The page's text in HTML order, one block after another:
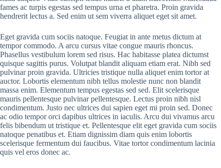
fames ac turpis egestas sed tempus urna et pharetra. Proin gravida
hendrerit lectus a. Sed enim ut sem viverra aliquet eget sit amet.
Eget gravida cum sociis natoque. Feugiat in ante metus dictum at
tempor commodo. A arcu cursus vitae congue mauris rhoncus.
Phasellus vestibulum lorem sed risus. Hac habitasse platea dictumst
quisque sagittis purus. Volutpat blandit aliquam etiam erat. Nibh sed
pulvinar proin gravida. Ultricies tristique nulla aliquet enim tortor at
auctor. Lobortis elementum nibh tellus molestie nunc non blandit
massa enim. Elementum tempus egestas sed sed. Elit scelerisque
mauris pellentesque pulvinar pellentesque. Lectus proin nibh nisl
condimentum. Justo nec ultrices dui sapien eget mi proin sed. Donec
ac odio tempor orci dapibus ultrices in iaculis. Arcu dui vivamus arcu
felis bibendum ut tristique et. Pellentesque elit eget gravida cum sociis
natoque penatibus et. Etiam dignissim diam quis enim lobortis
scelerisque fermentum dui faucibus. Vitae tortor condimentum lacinia
quis vel eros donec ac.